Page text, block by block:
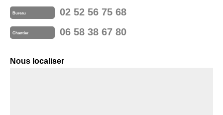
Bureau 02 52 56 75 68
Chantier 06 58 38 67 80
Nous localiser